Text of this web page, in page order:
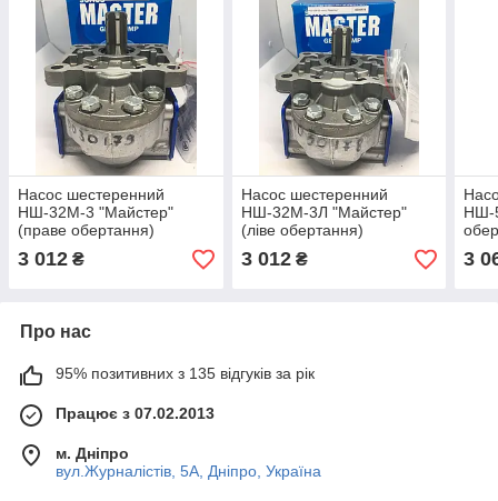
Насос шестеренний
НШ-32М-3 "Майстер"
(праве обертання)
3 012 ₴
Насос шестеренний
НШ-32М-3Л "Майстер"
(ліве обертання)
3 012₴
НШ-
3
Про нас
95% позитивних з 135 відгуків за рік
Працює з 07.02.2013
м. Дніпро
вул.Журналістів, 5А, Дніпро, Україна